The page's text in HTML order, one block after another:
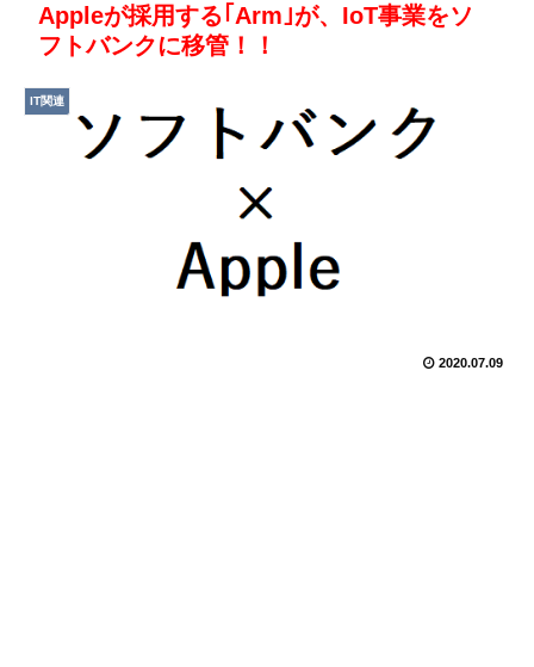
Appleが採用する｢Arm｣が、IoT事業をソ
フトバンクに移管！！
IT関連
2020.07.09